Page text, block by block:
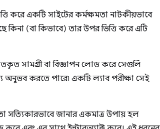
করে একটি সাইটের কর্মক্ষমতা নাটকীয়ভাবে
কিনা (বা কিভাবে) তার উপর ভিত্তি করে এটি
সামগ্রী বা বিজ্ঞাপন লোড করে সেগুলি
অনুভব করতে পারে৷ একটি ল্যাব পরীক্ষা সেই
সত্যিকারভাবে জানার একমাত্র উপায় হল